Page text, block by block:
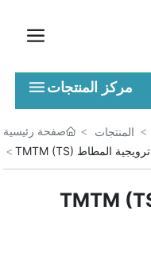
مركز المنتجات
صفحة رئيسية المنتجات
ترويجية المطاط TMTM (TS)